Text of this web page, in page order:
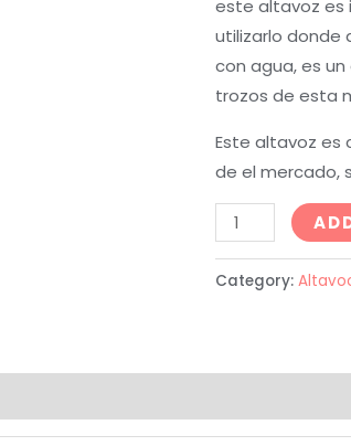
este altavoz es
utilizarlo donde
con agua, es
trozos de esta
Este altavoz es
de el mercado,
Category: